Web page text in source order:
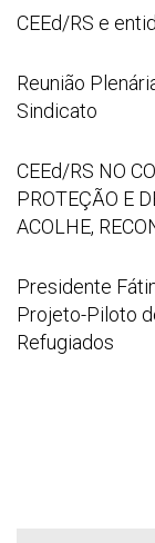
“Desafios
Contemporâneos
Educação”
WhatsApp
2026
07
16
52
53
CEEd/RS e
Reunião
Plenária
de
Sede
do
CEEd/RS
CPERS
Sindicato
Reunião
Sindicato
CEEd/RS
NO
CONGRESSO
DE
PROTEÇÃO
E
DEFESA
CEEd/RS NO
PROTEÇÃO E
ACOLHE,
Captura
de
tela
Presidente
Projeto-Piloto
Refugiados